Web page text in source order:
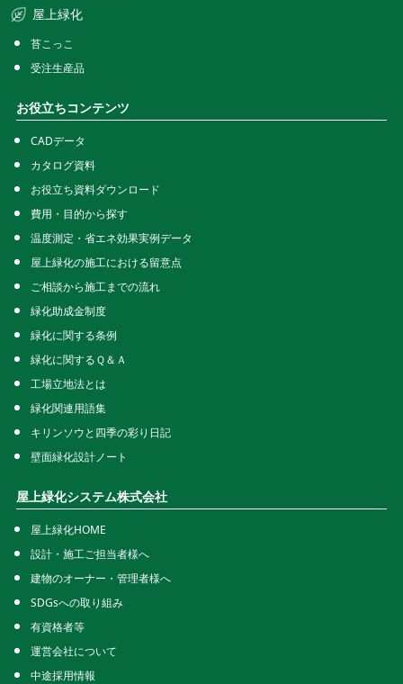
屋上緑化
苔こっこ
受注生産品
お役立ちコンテンツ
CADデータ
カタログ資料
お役立ち資料ダウンロード
費用・目的から探す
温度測定・省エネ効果実例データ
屋上緑化の施工における留意点
ご相談から施工までの流れ
緑化助成金制度
緑化に関する条例
緑化に関するＱ＆Ａ
工場立地法とは
緑化関連用語集
キリンソウと四季の彩り日記
壁面緑化設計ノート
屋上緑化システム株式会社
屋上緑化HOME
設計・施工ご担当者様へ
建物のオーナー・管理者様へ
SDGsへの取り組み
有資格者等
運営会社について
中途採用情報